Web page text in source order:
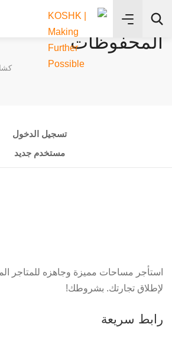
✨
المحفوظات
تسجيل الدخول
مستخدم جديد
استأجر مساحات مميزة وجاهزه للمتاجر
لإطلاق تجارتك. بشروطك!
رابط سريعة